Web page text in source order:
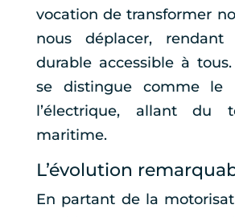
vocation de transformer
nous déplacer,
durable accessible à tous.
se distingue comme le
l’électrique, allant du
maritime.
L’évolution
En partant de la